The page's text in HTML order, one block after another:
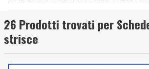
rettangolare di fori con un passo da
lato della scheda è liscio, l'altro lato
strisce di rivestimento in rame, isolato
dall'altro. I conduttori o i pin a
componenti elettrici sono inseriti
26 Prodotti trovati per
strisce